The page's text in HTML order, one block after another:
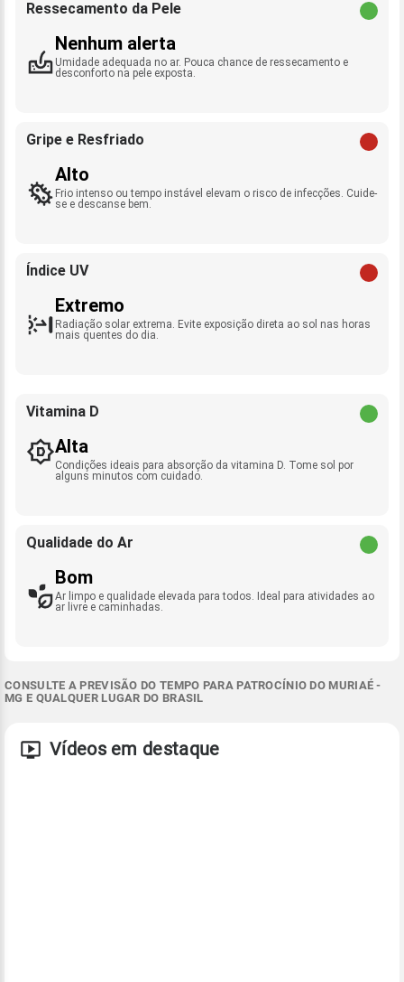
Ressecamento da Pele
Nenhum alerta
Umidade adequada no ar. Pouca chance de ressecamento e
desconforto na pele exposta.
Gripe e Resfriado
Alto
Frio intenso ou tempo instável elevam o risco de infecções. Cuide-
se e descanse bem.
Índice UV
Extremo
Radiação solar extrema. Evite exposição direta ao sol nas horas
mais quentes do dia.
Vitamina D
Alta
Condições ideais para absorção da vitamina D. Tome sol por
alguns minutos com cuidado.
Qualidade do Ar
Bom
Ar limpo e qualidade elevada para todos. Ideal para atividades ao
ar livre e caminhadas.
CONSULTE A PREVISÃO DO TEMPO PARA PATROCÍNIO DO MURIAÉ -
MG E QUALQUER LUGAR DO BRASIL
Vídeos em destaque